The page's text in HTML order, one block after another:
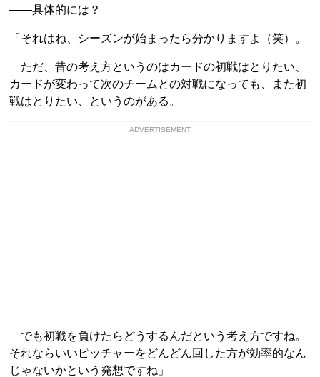
――具体的には？
「それはね、シーズンが始まったら分かりますよ（笑）。
ただ、昔の考え方というのはカードの初戦はとりたい、
カードが変わって次のチームとの対戦になっても、また初
戦はとりたい、というのがある。
ADVERTISEMENT
でも初戦を負けたらどうするんだという考え方ですね。
それならいいピッチャーをどんどん回した方が効率的なん
じゃないかという発想ですね」